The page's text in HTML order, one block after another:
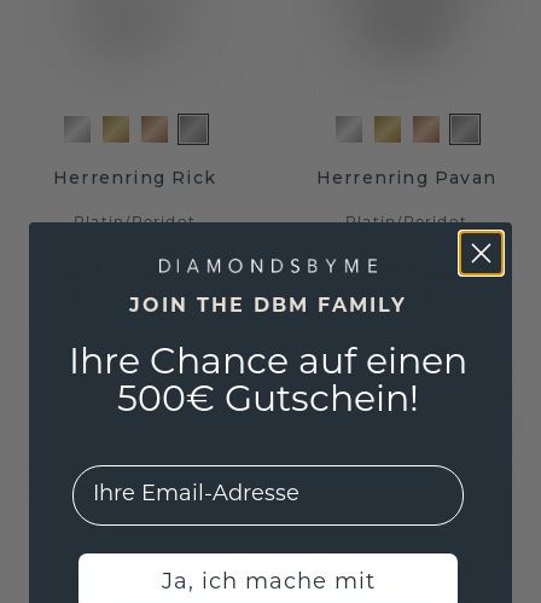
Herrenring Rick
Platin/Peridot
2.065,- €
Exkl. MwSt. & Zölle
Herrenring Pavan
Platin/Peridot
2.775,20 € 3.469,- €
Exkl. MwSt. & Zölle
JOIN THE DBM FAMILY
Ihre Chance auf einen
500€ Gutschein!
EMail
Ja, ich mache mit